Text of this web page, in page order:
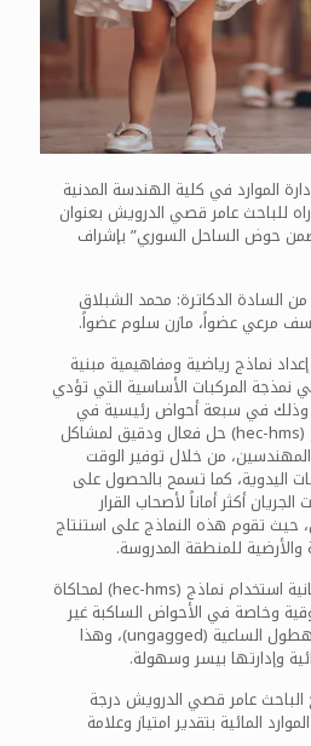
في كلية الهندسة المدنية
للباحث عامر قصي الدرويش بعنوان
حوض الساحل السوري” بإشراف
السادة الدكاترة: محمد الشبلاق
مرعي عضواً، مازن سلوم عضواً.
نماذج رياضية ومفاهيمية مبنية
المركبات الأساسية التي تؤدي
في سبعة أحواض رئيسية في
الساحل السوري. تقدم نماذج (hec-hms) حل فعال ودقيق لمشاكل
من خلال توفير الوقت
اليدوية، كما تسمح بالحصول على
أكثر أماناً لأصحاب القرار
حيث تقوم هذه النماذج على استنتاج
والأرضية للمنطقة المدروسة.
تكمن أهمية الدراسة في أمكانية استخدام نماذج (hec-hms) لمحاكاة
وخاصة في الأحواض الساكبة غير
المزودة بتجهيزات قياسات الهطول الساعية (ungagged)، وهذا
وإدارتها بيسر وسهولة.
عامر قصي الدرويش درجة
المائية بتقدير امتياز وعلامة